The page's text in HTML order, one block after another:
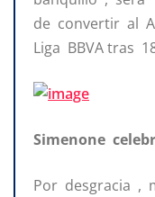
de convertir al
Liga BBVA tras
Simenone
Por desgracia ,